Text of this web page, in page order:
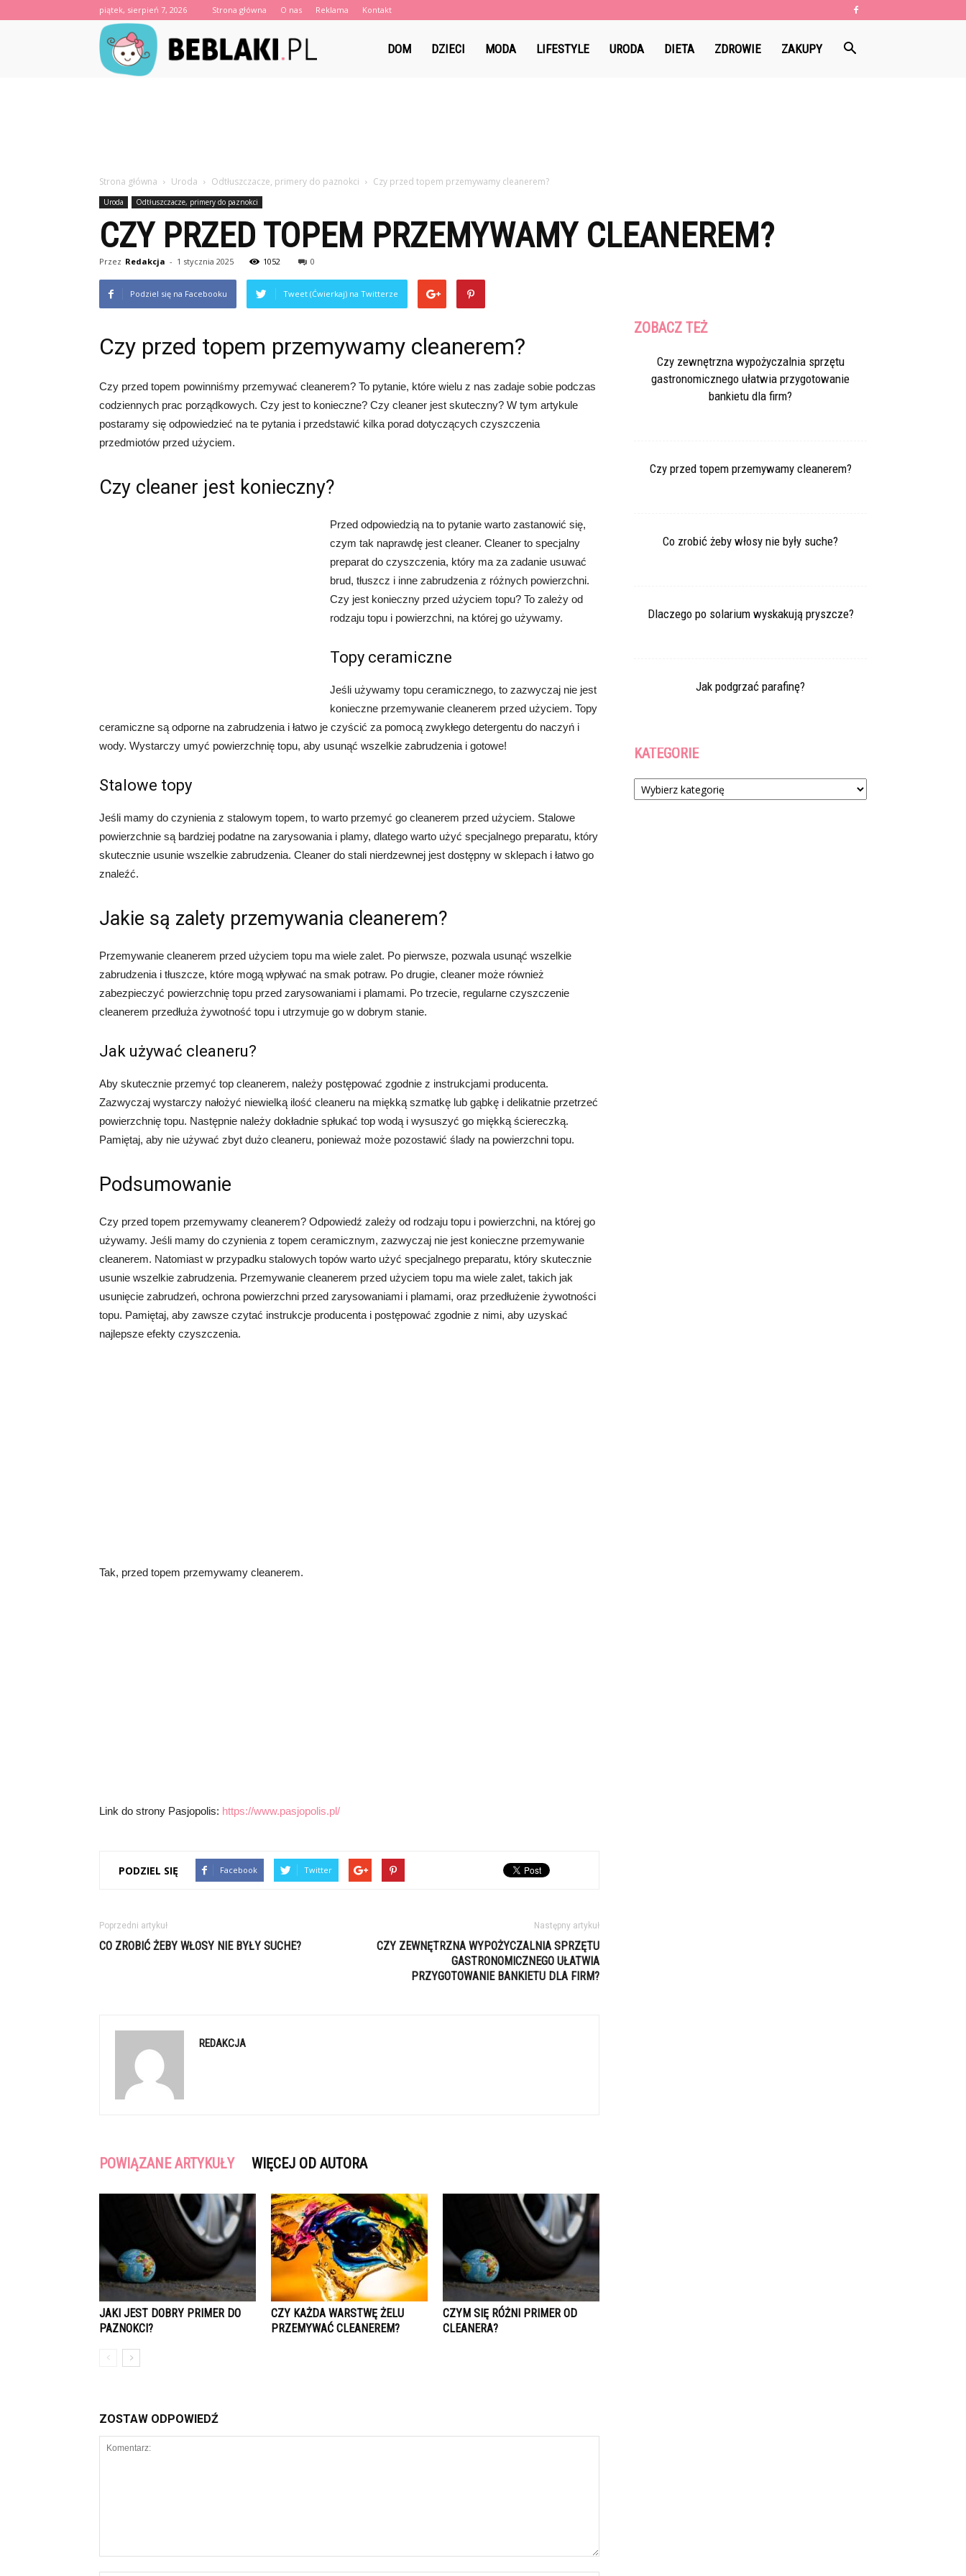
piątek, sierpień 7, 2026 Strona główna O nas Reklama Kontakt
DOM DZIECI MODA LIFESTYLE URODA DIETA ZDROWIE ZAKUPY
Strona główna Uroda Odtłuszczacze, primery do paznokci Czy przed topem przemywamy cleanerem?
Uroda Odtłuszczacze, primery do paznokci
CZY PRZED TOPEM PRZEMYWAMY CLEANEREM?
Przez Redakcja - 1 stycznia 2025 1052 0
Podziel się na Facebooku Tweet (Ćwierkaj) na Twitterze
Czy przed topem przemywamy cleanerem?
Czy przed topem powinniśmy przemywać cleanerem? To pytanie, które wielu z nas zadaje sobie podczas
codziennych prac porządkowych. Czy jest to konieczne? Czy cleaner jest skuteczny? W tym artykule
postaramy się odpowiedzieć na te pytania i przedstawić kilka porad dotyczących czyszczenia
przedmiotów przed użyciem.
Czy cleaner jest konieczny?
Przed odpowiedzią na to pytanie warto zastanowić się,
czym tak naprawdę jest cleaner. Cleaner to specjalny
preparat do czyszczenia, który ma za zadanie usuwać
brud, tłuszcz i inne zabrudzenia z różnych powierzchni.
Czy jest konieczny przed użyciem topu? To zależy od
rodzaju topu i powierzchni, na której go używamy.
Topy ceramiczne
Jeśli używamy topu ceramicznego, to zazwyczaj nie jest
konieczne przemywanie cleanerem przed użyciem. Topy
ceramiczne są odporne na zabrudzenia i łatwo je czyścić za pomocą zwykłego detergentu do naczyń i
wody. Wystarczy umyć powierzchnię topu, aby usunąć wszelkie zabrudzenia i gotowe!
Stalowe topy
Jeśli mamy do czynienia z stalowym topem, to warto przemyć go cleanerem przed użyciem. Stalowe
powierzchnie są bardziej podatne na zarysowania i plamy, dlatego warto użyć specjalnego preparatu, który
skutecznie usunie wszelkie zabrudzenia. Cleaner do stali nierdzewnej jest dostępny w sklepach i łatwo go
znaleźć.
Jakie są zalety przemywania cleanerem?
Przemywanie cleanerem przed użyciem topu ma wiele zalet. Po pierwsze, pozwala usunąć wszelkie
zabrudzenia i tłuszcze, które mogą wpływać na smak potraw. Po drugie, cleaner może również
zabezpieczyć powierzchnię topu przed zarysowaniami i plamami. Po trzecie, regularne czyszczenie
cleanerem przedłuża żywotność topu i utrzymuje go w dobrym stanie.
Jak używać cleaneru?
Aby skutecznie przemyć top cleanerem, należy postępować zgodnie z instrukcjami producenta.
Zazwyczaj wystarczy nałożyć niewielką ilość cleaneru na miękką szmatkę lub gąbkę i delikatnie przetrzeć
powierzchnię topu. Następnie należy dokładnie spłukać top wodą i wysuszyć go miękką ściereczką.
Pamiętaj, aby nie używać zbyt dużo cleaneru, ponieważ może pozostawić ślady na powierzchni topu.
Podsumowanie
Czy przed topem przemywamy cleanerem? Odpowiedź zależy od rodzaju topu i powierzchni, na której go
używamy. Jeśli mamy do czynienia z topem ceramicznym, zazwyczaj nie jest konieczne przemywanie
cleanerem. Natomiast w przypadku stalowych topów warto użyć specjalnego preparatu, który skutecznie
usunie wszelkie zabrudzenia. Przemywanie cleanerem przed użyciem topu ma wiele zalet, takich jak
usunięcie zabrudzeń, ochrona powierzchni przed zarysowaniami i plamami, oraz przedłużenie żywotności
topu. Pamiętaj, aby zawsze czytać instrukcje producenta i postępować zgodnie z nimi, aby uzyskać
najlepsze efekty czyszczenia.
Tak, przed topem przemywamy cleanerem.
Link do strony Pasjopolis: https://www.pasjopolis.pl/
PODZIEL SIĘ Facebook Twitter
Poprzedni artykuł
CO ZROBIĆ ŻEBY WŁOSY NIE BYŁY SUCHE?
Następny artykuł
CZY ZEWNĘTRZNA WYPOŻYCZALNIA SPRZĘTU
GASTRONOMICZNEGO UŁATWIA
PRZYGOTOWANIE BANKIETU DLA FIRM?
REDAKCJA
POWIĄZANE ARTYKUŁY WIĘCEJ OD AUTORA
JAKI JEST DOBRY PRIMER DO
PAZNOKCI?
CZY KAŻDA WARSTWĘ ŻELU
PRZEMYWAĆ CLEANEREM?
CZYM SIĘ RÓŻNI PRIMER OD
CLEANERA?
ZOSTAW ODPOWIEDŹ
ZOBACZ TEŻ
Czy zewnętrzna wypożyczalnia sprzętu
gastronomicznego ułatwia przygotowanie
bankietu dla firm?
Czy przed topem przemywamy cleanerem?
Co zrobić żeby włosy nie były suche?
Dlaczego po solarium wyskakują pryszcze?
Jak podgrzać parafinę?
KATEGORIE
Kategorie